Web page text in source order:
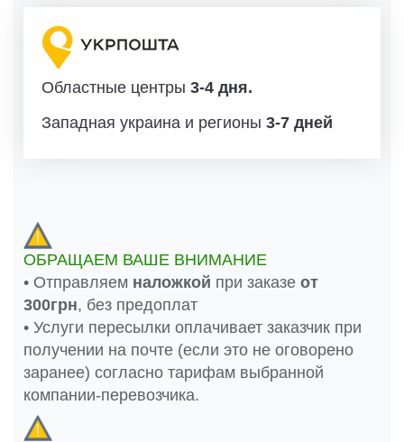
Областные центры 3-4 дня.
Западная украина и регионы 3-7 дней
ОБРАЩАЕМ ВАШЕ ВНИМАНИЕ
• Отправляем наложкой при заказе от
300грн, без предоплат
• Услуги пересылки оплачивает заказчик при
получении на почте (если это не оговорено
заранее) согласно тарифам выбранной
компании-перевозчика.